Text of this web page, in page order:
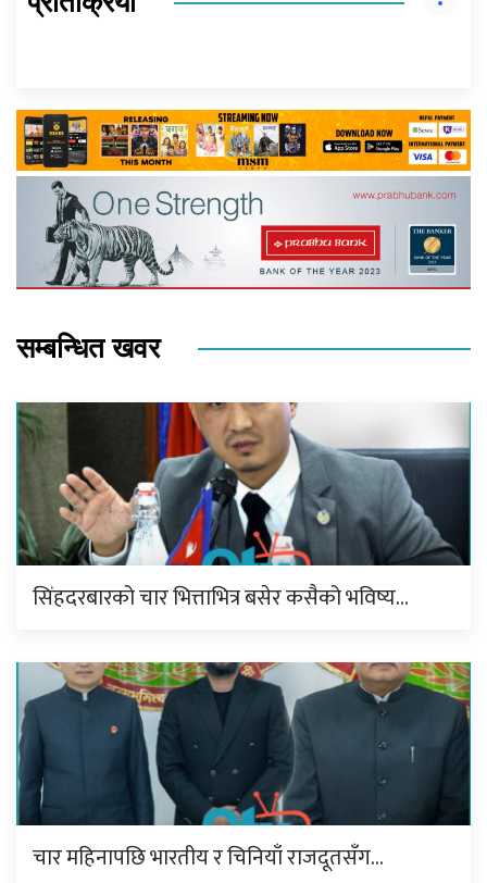
सम्बन्धित खवर
सिंहदरबारको चार भित्ताभित्र बसेर कसैको भविष्य…
चार महिनापछि भारतीय र चिनियाँ राजदूतसँग…